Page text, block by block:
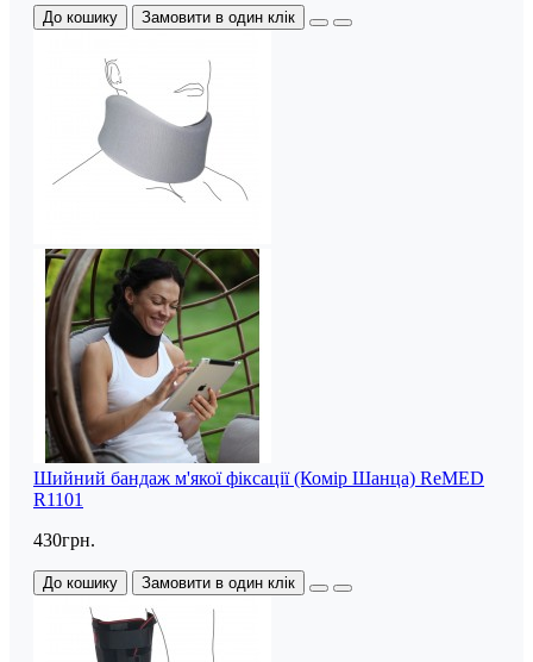
До кошику Замовити в один клік
Шийний бандаж м'якої фіксації (Комір Шанца) ReMED
R1101
430грн.
До кошику Замовити в один клік